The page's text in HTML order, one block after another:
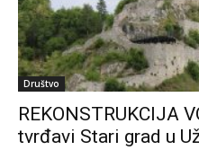
Društvo
REKONSTRUKCIJA
tvrđavi Stari grad u